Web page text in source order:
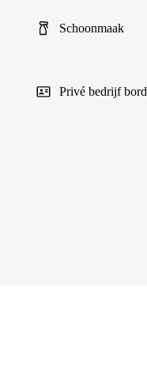
Schoonmaak
Privé bedrijf bord